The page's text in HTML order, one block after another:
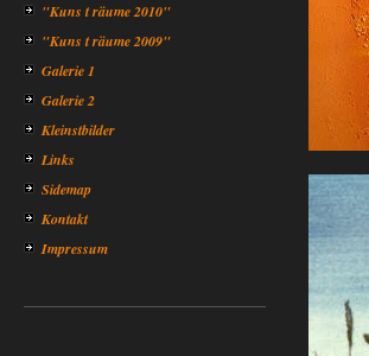
"Kuns t räume 2010"
"Kuns t räume 2009"
Galerie 1
Galerie 2
Kleinstbilder
Links
Sidemap
Kontakt
Impressum